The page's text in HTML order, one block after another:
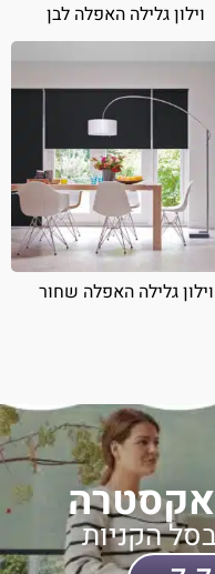
וילון גלילה האפלה לבן
וילון גלילה האפלה שחור
אקסטרה
הקניות